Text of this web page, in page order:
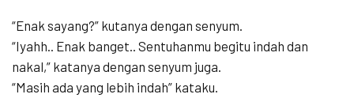
“Enak sayang?” kutanya dengan senyum.
“Iyahh.. Enak banget.. Sentuhanmu begitu indah dan
nakal,” katanya dengan senyum juga.
“Masih ada yang lebih indah” kataku.